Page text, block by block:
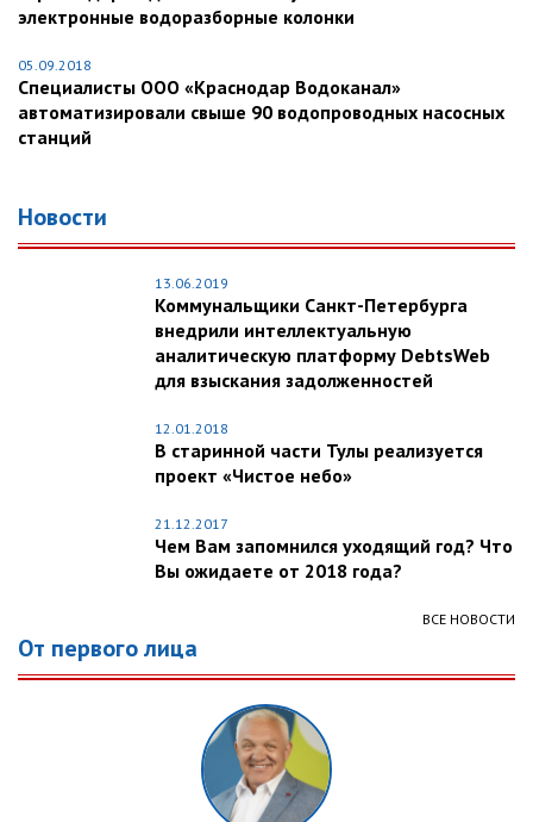
электронные водоразборные колонки
05.09.2018
Специалисты ООО «Краснодар Водоканал»
автоматизировали свыше 90 водопроводных насосных
станций
Новости
13.06.2019
Коммунальщики Санкт-Петербурга
внедрили интеллектуальную
аналитическую платформу DebtsWeb
для взыскания задолженностей
12.01.2018
В старинной части Тулы реализуется
проект «Чистое небо»
21.12.2017
Чем Вам запомнился уходящий год? Что
Вы ожидаете от 2018 года?
ВСЕ НОВОСТИ
От первого лица